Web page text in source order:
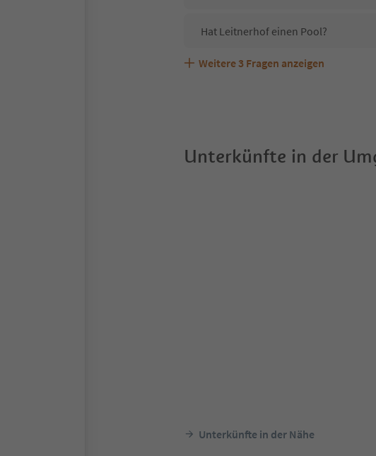
Hat Leitnerhof einen Pool?
Sind Haustiere in der Unterkunft
Welche Services bietet Leitnerhof?
Weitere 3 Fragen anzeigen
Unterkünfte in der
Unterkünfte in der Nähe